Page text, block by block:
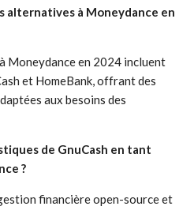
alternatives à Moneydance en
Moneydance en 2024 incluent
et HomeBank, offrant des
aux besoins des
de GnuCash en tant
?
financière open-source et